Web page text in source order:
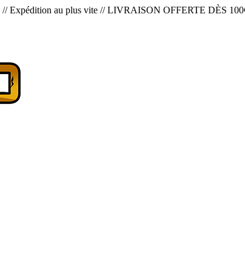
// Expédition au plus vite // LIVRAISON OFFERTE DÈS